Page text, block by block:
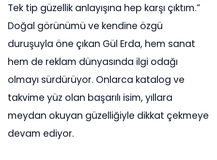
Tek tip güzellik anlayışına hep karşı çıktım.”
Doğal görünümü ve kendine özgü
duruşuyla öne çıkan Gül Erda, hem sanat
hem de reklam dünyasında ilgi odağı
olmayı sürdürüyor. Onlarca katalog ve
takvime yüz olan başarılı isim, yıllara
meydan okuyan güzelliğiyle dikkat çekmeye
devam ediyor.